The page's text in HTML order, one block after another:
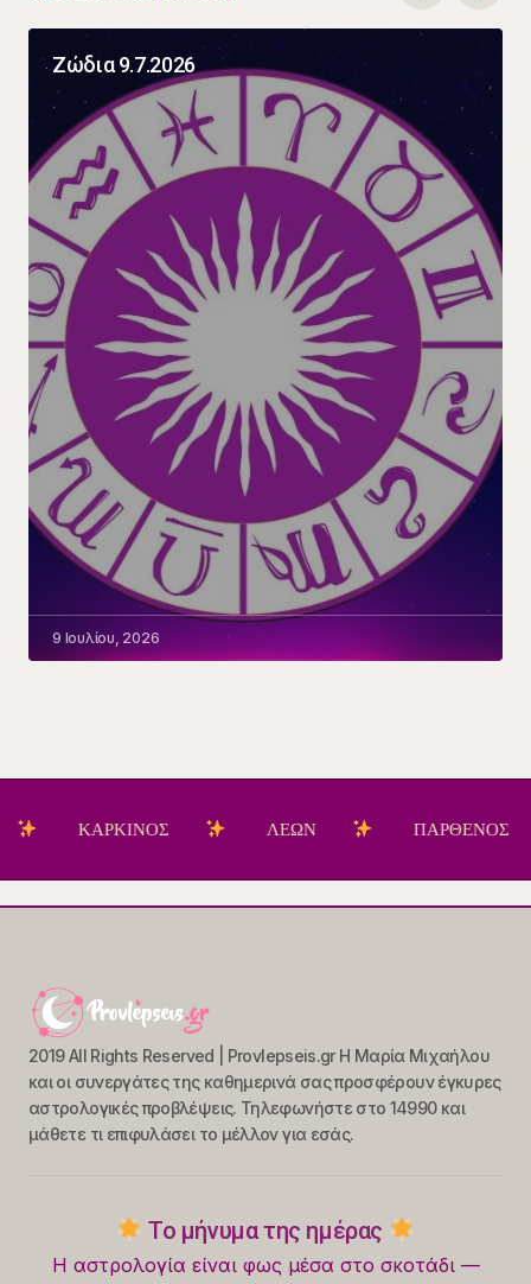
Ζώδια 9.7.2026
9 Ιουλίου, 2026
ΚΑΡΚΙΝΟΣ ΛΕΩΝ ΠΑΡΘΕΝΟΣ
2019 All Rights Reserved | Provlepseis.gr Η Μαρία Μιχαήλου
και οι συνεργάτες της καθημερινά σας προσφέρουν έγκυρες
αστρολογικές προβλέψεις. Τηλεφωνήστε στο 14990 και
μάθετε τι επιφυλάσει το μέλλον για εσάς.
Το μήνυμα της ημέρας
Η αστρολογία είναι φως μέσα στο σκοτάδι —